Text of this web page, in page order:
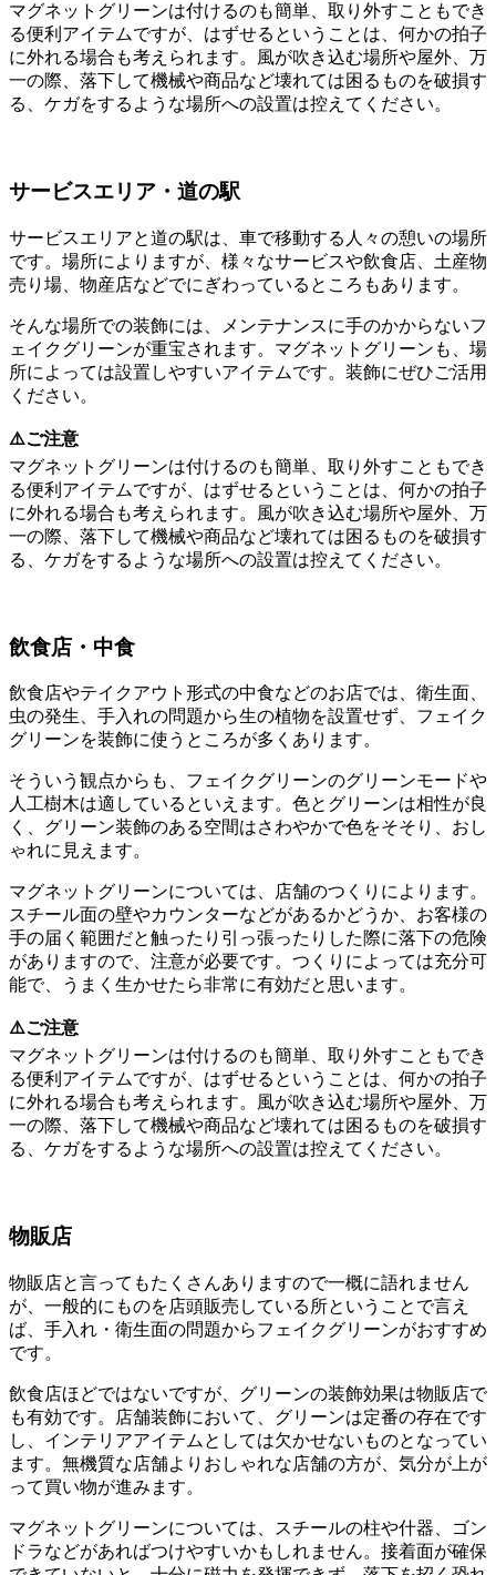
マグネットグリーンは付けるのも簡単、取り外すこともでき
る便利アイテムですが、はずせるということは、何かの拍子
に外れる場合も考えられます。風が吹き込む場所や屋外、万
一の際、落下して機械や商品など壊れては困るものを破損す
る、ケガをするような場所への設置は控えてください。
サービスエリア・道の駅
サービスエリアと道の駅は、車で移動する人々の憩いの場所
です。場所によりますが、様々なサービスや飲食店、土産物
売り場、物産店などでにぎわっているところもあります。
そんな場所での装飾には、メンテナンスに手のかからないフ
ェイクグリーンが重宝されます。マグネットグリーンも、場
所によっては設置しやすいアイテムです。装飾にぜひご活用
ください。
⚠️ご注意
マグネットグリーンは付けるのも簡単、取り外すこともでき
る便利アイテムですが、はずせるということは、何かの拍子
に外れる場合も考えられます。風が吹き込む場所や屋外、万
一の際、落下して機械や商品など壊れては困るものを破損す
る、ケガをするような場所への設置は控えてください。
飲食店・中食
飲食店やテイクアウト形式の中食などのお店では、衛生面、
虫の発生、手入れの問題から生の植物を設置せず、フェイク
グリーンを装飾に使うところが多くあります。
そういう観点からも、フェイクグリーンのグリーンモードや
人工樹木は適しているといえます。色とグリーンは相性が良
く、グリーン装飾のある空間はさわやかで色をそそり、おし
ゃれに見えます。
マグネットグリーンについては、店舗のつくりによります。
スチール面の壁やカウンターなどがあるかどうか、お客様の
手の届く範囲だと触ったり引っ張ったりした際に落下の危険
がありますので、注意が必要です。つくりによっては充分可
能で、うまく生かせたら非常に有効だと思います。
⚠️ご注意
マグネットグリーンは付けるのも簡単、取り外すこともでき
る便利アイテムですが、はずせるということは、何かの拍子
に外れる場合も考えられます。風が吹き込む場所や屋外、万
一の際、落下して機械や商品など壊れては困るものを破損す
る、ケガをするような場所への設置は控えてください。
物販店
物販店と言ってもたくさんありますので一概に語れません
が、一般的にものを店頭販売している所ということで言え
ば、手入れ・衛生面の問題からフェイクグリーンがおすすめ
です。
飲食店ほどではないですが、グリーンの装飾効果は物販店で
も有効です。店舗装飾において、グリーンは定番の存在です
し、インテリアアイテムとしては欠かせないものとなってい
ます。無機質な店舗よりおしゃれな店舗の方が、気分が上が
って買い物が進みます。
マグネットグリーンについては、スチールの柱や什器、ゴン
ドラなどがあればつけやすいかもしれません。接着面が確保